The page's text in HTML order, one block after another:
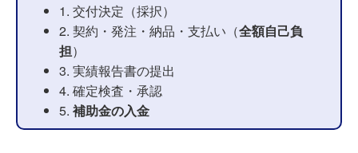
1. 交付決定（採択）
2. 契約・発注・納品・支払い（全額自己負
担）
3. 実績報告書の提出
4. 確定検査・承認
5. 補助金の入金